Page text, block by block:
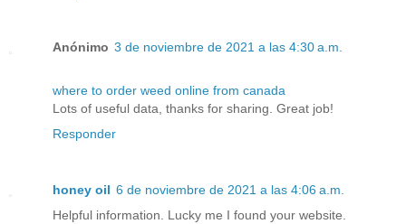
Anónimo 3 de noviembre de 2021 a las 4:30 a.m.
where to order weed online from canada
Lots of useful data, thanks for sharing. Great job!
Responder
honey oil 6 de noviembre de 2021 a las 4:06 a.m.
Helpful information. Lucky me I found your website.